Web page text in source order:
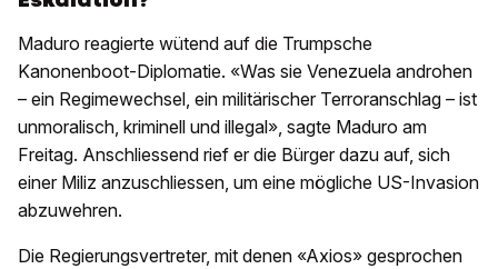
Maduro reagierte wütend auf die Trumpsche
Kanonenboot-Diplomatie. «Was sie Venezuela androhen
– ein Regimewechsel, ein militärischer Terroranschlag – ist
unmoralisch, kriminell und illegal», sagte Maduro am
Freitag. Anschliessend rief er die Bürger dazu auf, sich
einer Miliz anzuschliessen, um eine mögliche US-Invasion
abzuwehren.
Die Regierungsvertreter, mit denen «Axios» gesprochen